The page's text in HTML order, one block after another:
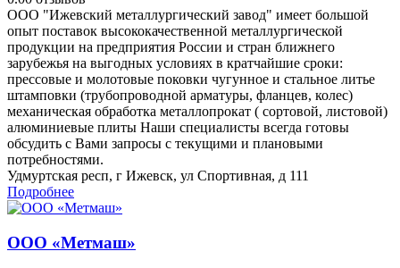
ООО "Ижевский металлургический завод" имеет большой
опыт поставок высококачественной металлургической
продукции на предприятия России и стран ближнего
зарубежья на выгодных условиях в кратчайшие сроки:
прессовые и молотовые поковки чугунное и стальное литье
штамповки (трубопроводной арматуры, фланцев, колес)
механическая обработка металлопрокат ( сортовой, листовой)
алюминиевые плиты Наши специалисты всегда готовы
обсудить с Вами запросы с текущими и плановыми
потребностями.
Удмуртская респ, г Ижевск, ул Спортивная, д 111
Подробнее
ООО «Метмаш»